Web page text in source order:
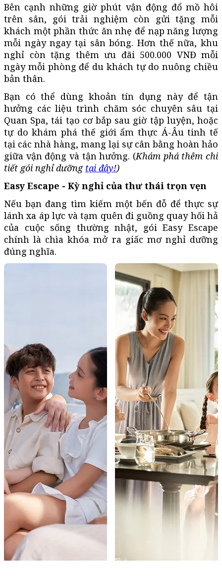
Bên cạnh những giờ phút vận động đổ mồ hôi
trên sân, gói trải nghiệm còn gửi tặng mỗi
khách một phần thức ăn nhẹ để nạp năng lượng
mỗi ngày ngay tại sân bóng. Hơn thế nữa, khu
nghỉ còn tặng thêm ưu đãi 500.000 VNĐ mỗi
ngày mỗi phòng để du khách tự do nuông chiều
bản thân.
Bạn có thể dùng khoản tín dụng này để tận
hưởng các liệu trình chăm sóc chuyên sâu tại
Quan Spa, tái tạo cơ bắp sau giờ tập luyện, hoặc
tự do khám phá thế giới ẩm thực Á-Âu tinh tế
tại các nhà hàng, mang lại sự cân bằng hoàn hảo
giữa vận động và tận hưởng. (Khám phá thêm chi
tiết gói nghỉ dưỡng tại đây!)
Easy Escape - Kỳ nghỉ của thư thái trọn vẹn
Nếu bạn đang tìm kiếm một bến đỗ để thực sự
lánh xa áp lực và tạm quên đi guồng quay hối hả
của cuộc sống thường nhật, gói Easy Escape
chính là chìa khóa mở ra giấc mơ nghỉ dưỡng
đúng nghĩa.